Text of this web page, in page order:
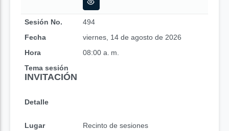
Sesión No.
494
Fecha
viernes, 14 de agosto de 2026
Hora
08:00 a. m.
Tema sesión
INVITACIÓN
Detalle
Lugar Recinto de sesiones